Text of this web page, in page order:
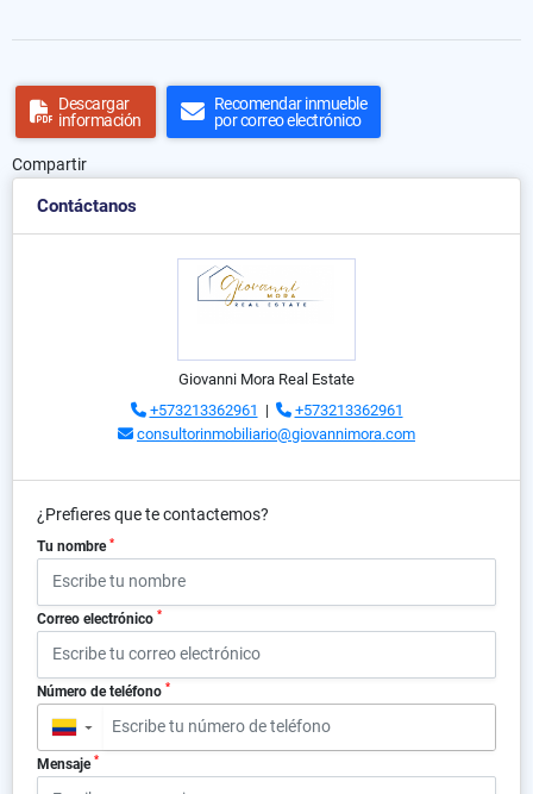
Descargar
información
Recomendar inmueble
por correo electrónico
Compartir
Contáctanos
Giovanni Mora Real Estate
+573213362961 |
+573213362961
consultorinmobiliario@giovannimora.com
¿Prefieres que te contactemos?
Tu nombre *
Correo electrónico *
Número de teléfono *
▼
Mensaje *